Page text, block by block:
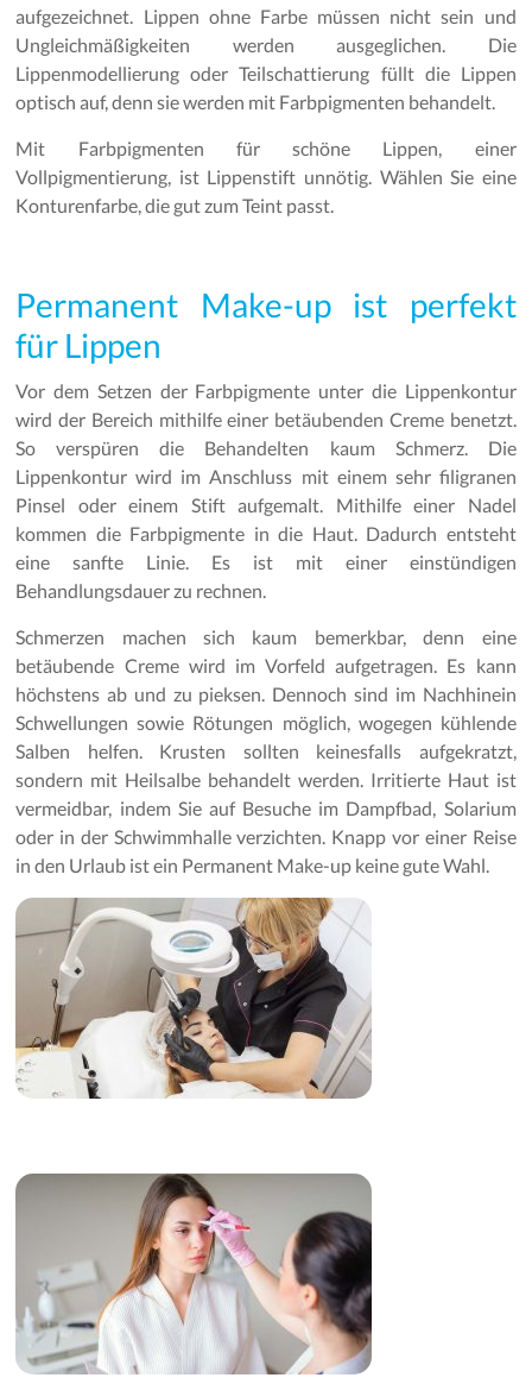
aufgezeichnet. Lippen ohne Farbe müssen nicht sein und
Ungleichmäßigkeiten werden ausgeglichen. Die
Lippenmodellierung oder Teilschattierung füllt die Lippen
optisch auf, denn sie werden mit Farbpigmenten behandelt.
Mit Farbpigmenten für schöne Lippen, einer
Vollpigmentierung, ist Lippenstift unnötig. Wählen Sie eine
Konturenfarbe, die gut zum Teint passt.
Permanent Make-up ist perfekt
für Lippen
Vor dem Setzen der Farbpigmente unter die Lippenkontur
wird der Bereich mithilfe einer betäubenden Creme benetzt.
So verspüren die Behandelten kaum Schmerz. Die
Lippenkontur wird im Anschluss mit einem sehr filigranen
Pinsel oder einem Stift aufgemalt. Mithilfe einer Nadel
kommen die Farbpigmente in die Haut. Dadurch entsteht
eine sanfte Linie. Es ist mit einer einstündigen
Behandlungsdauer zu rechnen.
Schmerzen machen sich kaum bemerkbar, denn eine
betäubende Creme wird im Vorfeld aufgetragen. Es kann
höchstens ab und zu pieksen. Dennoch sind im Nachhinein
Schwellungen sowie Rötungen möglich, wogegen kühlende
Salben helfen. Krusten sollten keinesfalls aufgekratzt,
sondern mit Heilsalbe behandelt werden. Irritierte Haut ist
vermeidbar, indem Sie auf Besuche im Dampfbad, Solarium
oder in der Schwimmhalle verzichten. Knapp vor einer Reise
in den Urlaub ist ein Permanent Make-up keine gute Wahl.